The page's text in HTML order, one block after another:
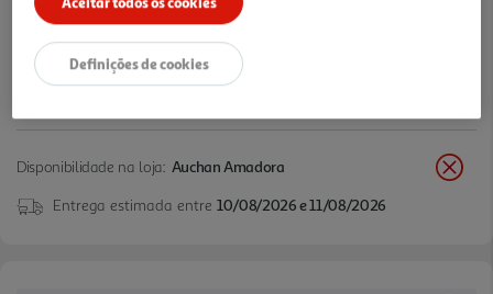
Disponibilidade na loja: Auchan Amadora
Entrega estimada entre 10/08/2026 e 11/08/2026
Definições de cookies